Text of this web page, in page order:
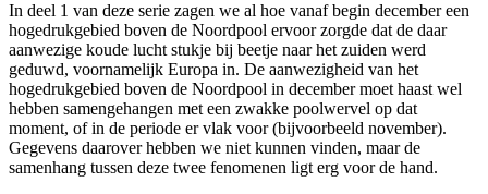
In deel 1 van deze serie zagen we al hoe vanaf begin december een
hogedrukgebied boven de Noordpool ervoor zorgde dat de daar
aanwezige koude lucht stukje bij beetje naar het zuiden werd
geduwd, voornamelijk Europa in. De aanwezigheid van het
hogedrukgebied boven de Noordpool in december moet haast wel
hebben samengehangen met een zwakke poolwervel op dat
moment, of in de periode er vlak voor (bijvoorbeeld november).
Gegevens daarover hebben we niet kunnen vinden, maar de
samenhang tussen deze twee fenomenen ligt erg voor de hand.